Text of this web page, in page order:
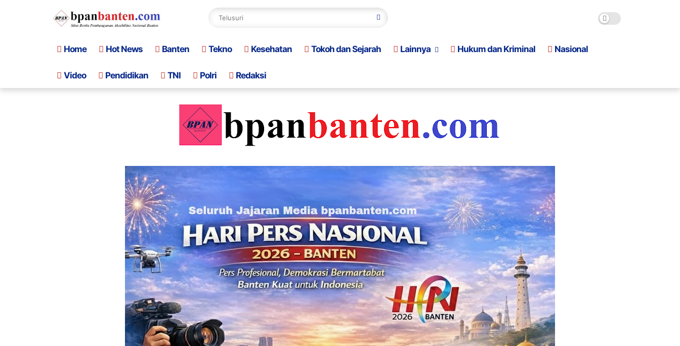
Home Hot News Banten Tekno Kesehatan Tokoh dan Sejarah Lainnya Hukum dan Kriminal Nasional
Video Pendidikan TNI Polri Redaksi